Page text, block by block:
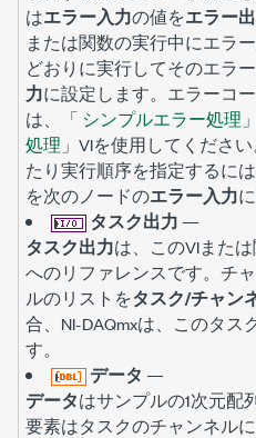
はエラー入力の値をエラー
または関数の実行中にエラ
どおりに実行してそのエラ
力に設定します。エラーコ
は、「 シンプルエラー処理
処理 」VIを使用してくださ
たり実行順序を指定するに
を次のノードのエラー入力
タスク出力 —
タスク出力は、このVIまた
へのリファレンスです。チ
ルのリストをタスク/チャン
合、NI-DAQmxは、このタス
す。
データ —
データはサンプルの1次元配
要素はタスクのチャンネル